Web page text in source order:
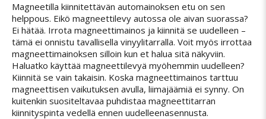
Magneetilla kiinnitettävän automainoksen etu on sen
helppous. Eikö magneettilevy autossa ole aivan suorassa?
Ei hätää. Irrota magneettimainos ja kiinnitä se uudelleen –
tämä ei onnistu tavallisella vinyylitarralla. Voit myös irrottaa
magneettimainoksen silloin kun et halua sitä näkyviin.
Haluatko käyttää magneettilevyä myöhemmin uudelleen?
Kiinnitä se vain takaisin. Koska magneettimainos tarttuu
magneettisen vaikutuksen avulla, liimajäämiä ei synny. On
kuitenkin suositeltavaa puhdistaa magneettitarran
kiinnityspinta vedellä ennen uudelleenasennusta.